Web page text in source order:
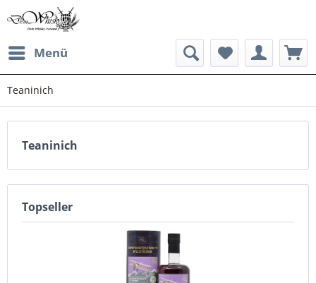
Menü
Teaninich
Teaninich
Topseller